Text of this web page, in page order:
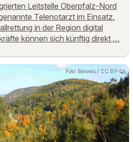
Leitstelle Oberpfalz-Nord
Telenotarzt im Einsatz.
in der Region digital
können sich künftig direkt …
Foto: Benreis / CC BY-SA